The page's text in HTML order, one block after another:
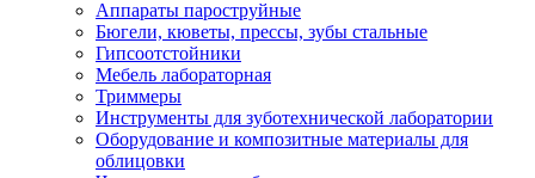
Аппараты пароструйные
Бюгели, кюветы, прессы, зубы стальные
Гипсоотстойники
Мебель лабораторная
Триммеры
Инструменты для зуботехнической лаборатории
Оборудование и композитные материалы для
облицовки